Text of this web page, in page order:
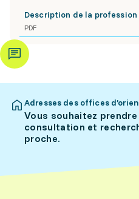
Description de la profession
PDF
Adresses des offices
Vous souhaitez
consultation et
proche.